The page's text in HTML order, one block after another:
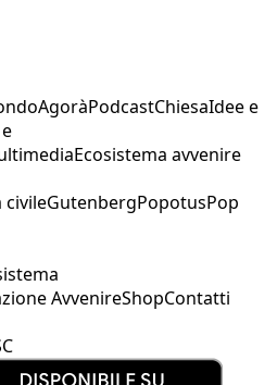
AgoràPodcastChiesaIdee e
Ecosistema avvenire
civileGutenbergPopotusPop
AvvenireShopContatti